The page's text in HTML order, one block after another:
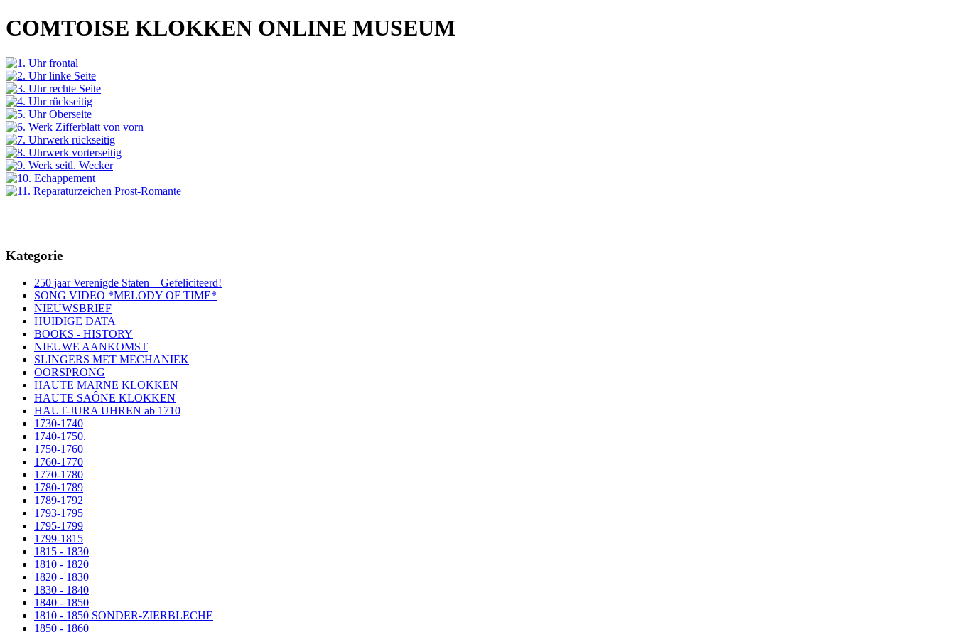
COMTOISE KLOKKEN ONLINE MUSEUM
Kategorie
250 jaar Verenigde Staten – Gefeliciteerd!
SONG VIDEO *MELODY OF TIME*
NIEUWSBRIEF
HUIDIGE DATA
BOOKS - HISTORY
NIEUWE AANKOMST
SLINGERS MET MECHANIEK
OORSPRONG
HAUTE MARNE KLOKKEN
HAUTE SAÔNE KLOKKEN
HAUT-JURA UHREN ab 1710
1730-1740
1740-1750.
1750-1760
1760-1770
1770-1780
1780-1789
1789-1792
1793-1795
1795-1799
1799-1815
1815 - 1830
1810 - 1820
1820 - 1830
1830 - 1840
1840 - 1850
1810 - 1850 SONDER-ZIERBLECHE
1850 - 1860